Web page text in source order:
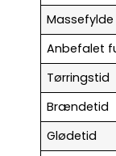
Massefylde
Anbefalet
Tørringstid
Brændetid
Glødetid